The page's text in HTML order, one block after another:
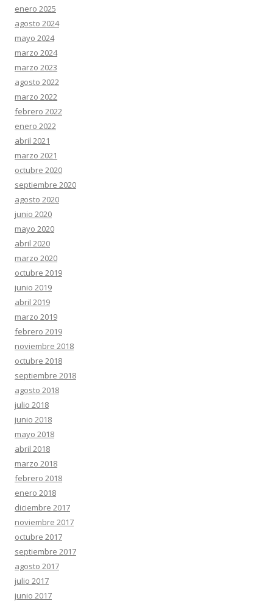
enero 2025
agosto 2024
mayo 2024
marzo 2024
marzo 2023
agosto 2022
marzo 2022
febrero 2022
enero 2022
abril 2021
marzo 2021
octubre 2020
septiembre 2020
agosto 2020
junio 2020
mayo 2020
abril 2020
marzo 2020
octubre 2019
junio 2019
abril 2019
marzo 2019
febrero 2019
noviembre 2018
octubre 2018
septiembre 2018
agosto 2018
julio 2018
junio 2018
mayo 2018
abril 2018
marzo 2018
febrero 2018
enero 2018
diciembre 2017
noviembre 2017
octubre 2017
septiembre 2017
agosto 2017
julio 2017
junio 2017